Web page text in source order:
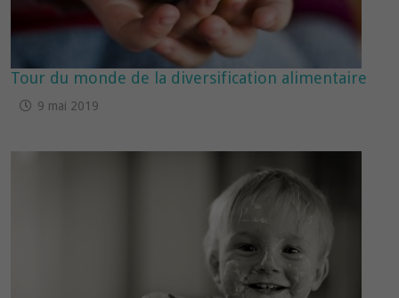
Tour du monde de la diversification alimentaire
9 mai 2019